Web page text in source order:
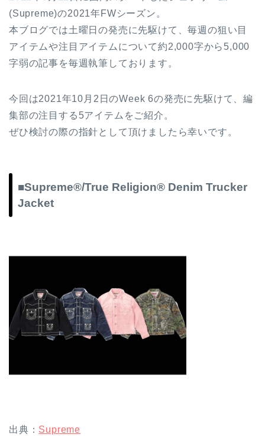
(Supreme)の2021年FWシーズン。
本ブログでは土曜日の発売に先駆けて、毎週の狙い目
アイテムや注目アイテムについて約2,000字から5,000
字弱の記事を毎週執筆しております。
今回は2021年10月2日のWeek 6の発売に先駆けて、編
集部の注目する5アイテムをご紹介。
ぜひ検討の際の指針として頂けましたら幸いです。
■Supreme®/True Religion® Denim Trucker
Jacket
出典： Supreme